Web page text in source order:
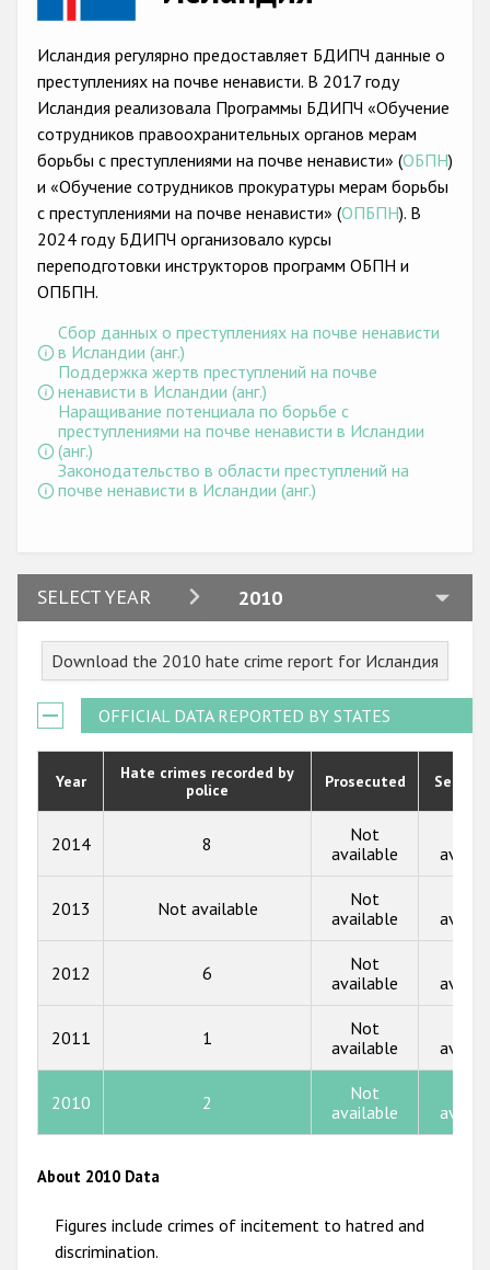
Anti-Roma hate crime
Anti-Semitic hate crime
Anti-Muslim hate crime
Anti-Christian hate crime
Other hate crime based on religion or belief
Gender-based hate crime
Disability hate crime
Проекты БДИПЧ
Государства-участники
Исландия регулярно предоставляет БДИПЧ данные о
преступлениях на почве ненависти. В 2017 году
Исландия реализовала Программы БДИПЧ «Обучение
сотрудников правоохранительных органов мерам
борьбы с преступлениями на почве ненависти» (ОБПН)
и «Обучение сотрудников прокуратуры мерам борьбы
с преступлениями на почве ненависти» (ОПБПН). В
2024 году БДИПЧ организовало курсы
переподготовки инструкторов программ ОБПН и
ОПБПН.
Сбор данных о преступлениях на почве ненависти
в Исландии (анг.)
Поддержка жертв преступлений на почве
ненависти в Исландии (анг.)
Наращивание потенциала по борьбе с
преступлениями на почве ненависти в Исландии
(анг.)
Законодательство в области преступлений на
почве ненависти в Исландии (анг.)
SELECT YEAR 2010
2024
2022
2021
2020
2017
2016
2012
Download the 2010 hate crime report for Исландия
OFFICIAL DATA REPORTED BY STATES
Year
Hate crimes recorded by
police
Prosecuted
2014 8
Not
available
2013 Not available
Not
available
2012 6
Not
available
2011 1
Not
available
2010 2
Not
available
About 2010 Data
Figures include crimes of incitement to hatred and
discrimination.